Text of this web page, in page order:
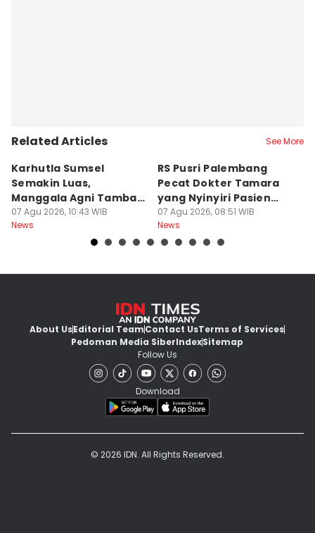
Related Articles See More
Karhutla Sumsel
Semakin Luas,
Manggala Agni Tambah
Regu Pemadam
07 Agu 2026, 10:43 WIB
News
RS Pusri Palembang
Pecat Dokter Tamara
yang Nyinyiri Pasien
Yurizal
07 Agu 2026, 08:51 WIB
News
About UsEditorial TeamContact UsTerms of Services
Pedoman Media SiberIndexSitemap
Follow Us
Download
© 2026 IDN. All Rights Reserved.